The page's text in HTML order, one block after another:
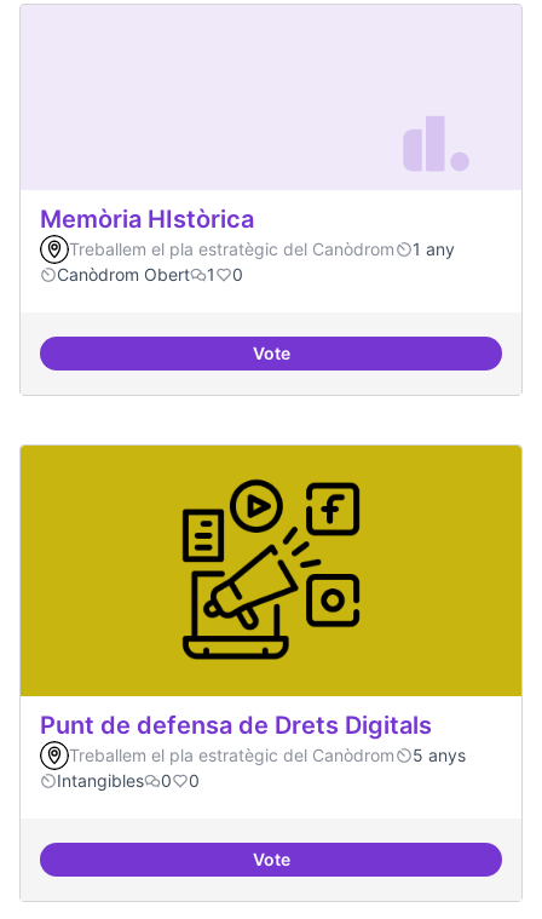
Memòria HIstòrica
Treballem el pla estratègic del Canòdrom
1 any
Canòdrom Obert
1 0
VoteMemòria HIstòrica
Punt de defensa de Drets Digitals
Treballem el pla estratègic del Canòdrom
5 anys
Intangibles
0 0
VotePunt de defensa de Drets Digitals